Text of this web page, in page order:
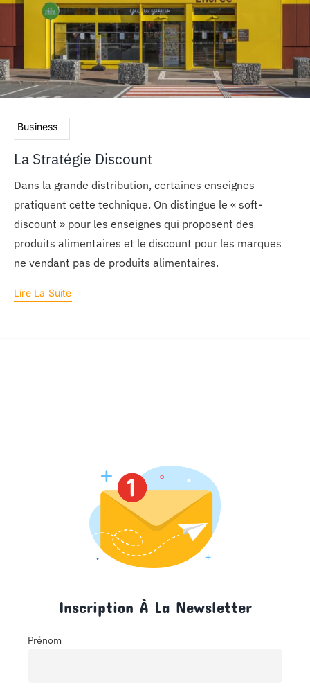
Business
La Stratégie Discount
Dans la grande distribution, certaines enseignes
pratiquent cette technique. On distingue le « soft-
discount » pour les enseignes qui proposent des
produits alimentaires et le discount pour les marques
ne vendant pas de produits alimentaires.
Lire La Suite
Inscription À La Newsletter
Prénom